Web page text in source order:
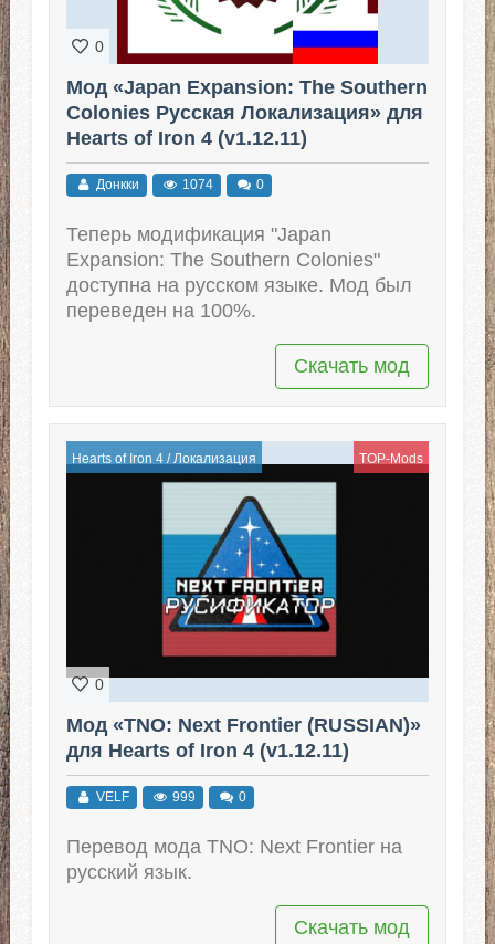
0
Мод «Japan Expansion: The Southern
Colonies Русская Локализация» для
Hearts of Iron 4 (v1.12.11)
Донкки 1074 0
Теперь модификация "Japan
Expansion: The Southern Colonies"
доступна на русском языке. Мод был
переведен на 100%.
Скачать мод
Hearts of Iron 4/ Локализация TOP-Mods
0
Мод «TNO: Next Frontier (RUSSIAN)»
для Hearts of Iron 4 (v1.12.11)
VELF 999 0
Перевод мода TNO: Next Frontier на
русский язык.
Скачать мод